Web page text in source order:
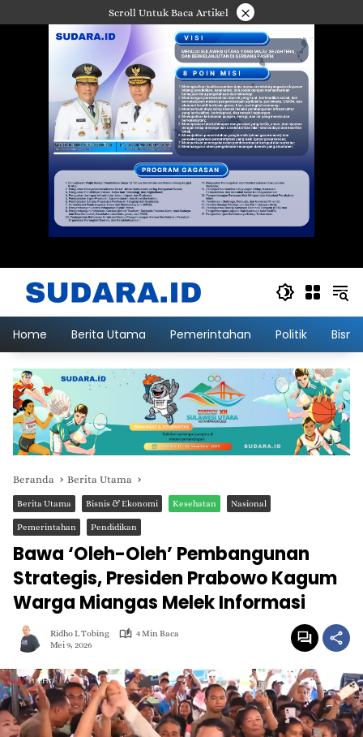
ke
Scroll Untuk Baca Artikel ×
Home Berita Utama Pemerintahan Politik
Beranda Berita Utama
Berita Utama Bisnis & Ekonomi Kesehatan Nasional
Pemerintahan Pendidikan
Bawa ‘Oleh-Oleh’ Pembangunan
Strategis, Presiden Prabowo Kagum
Warga Miangas Melek Informasi
Ridho L Tobing
4 Min Baca
Mei 9, 2026